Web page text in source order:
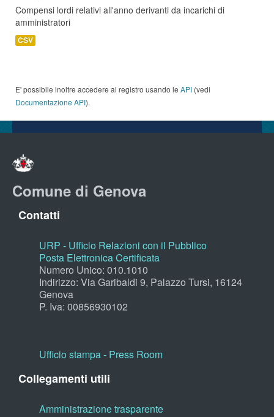
Compensi lordi relativi all'anno derivanti da incarichi di
amministratori
CSV
E' possibile inoltre accedere al registro usando le API (vedi
Documentazione API).
Comune di Genova
Contatti
URP - Ufficio Relazioni con il Pubblico
Posta Elettronica Certificata
Numero Unico: 010.1010
Indirizzo: Via Garibaldi 9, Palazzo Tursi, 16124
Genova
P. Iva: 00856930102
Ufficio stampa - Press Room
Collegamenti utili
Amministrazione trasparente